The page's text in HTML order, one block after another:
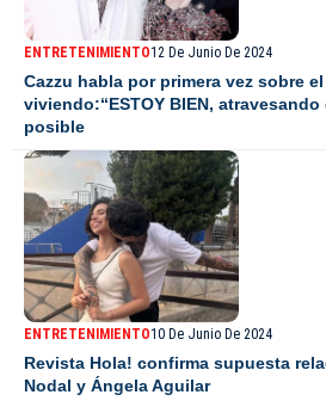
ENTRETENIMIENTO12 De Junio De 2024
Cazzu habla por primera vez sobre
viviendo:“ESTOY BIEN,
posible
ENTRETENIMIENTO10 De Junio De 2024
Revista Hola! confirma supuesta
Nodal y Ángela Aguilar